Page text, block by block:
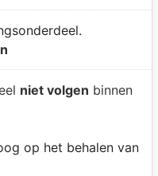
niet volgen binnen
op het behalen van